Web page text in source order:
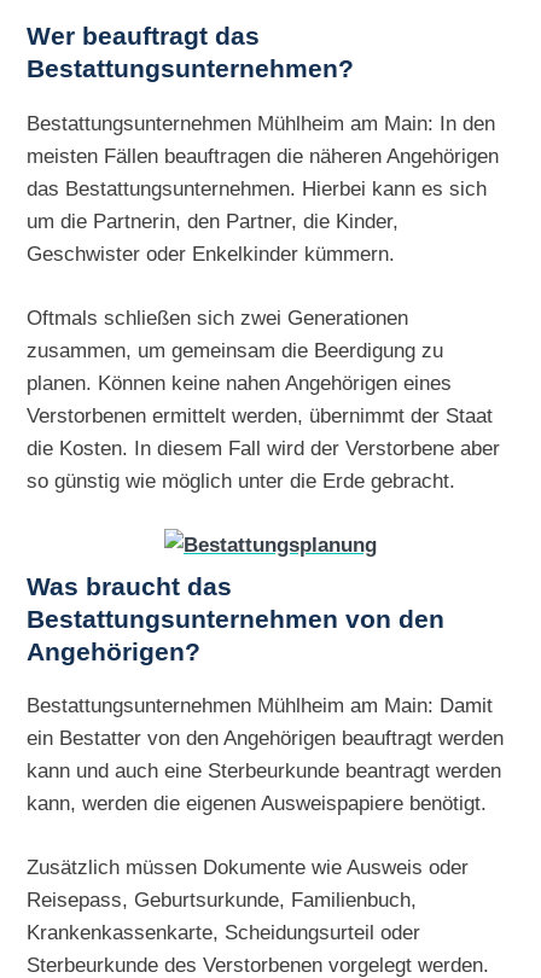
Wer beauftragt das
Bestattungsunternehmen?
Bestattungsunternehmen Mühlheim am Main: In den
meisten Fällen beauftragen die näheren Angehörigen
das Bestattungsunternehmen. Hierbei kann es sich
um die Partnerin, den Partner, die Kinder,
Geschwister oder Enkelkinder kümmern.
Oftmals schließen sich zwei Generationen
zusammen, um gemeinsam die Beerdigung zu
planen. Können keine nahen Angehörigen eines
Verstorbenen ermittelt werden, übernimmt der Staat
die Kosten. In diesem Fall wird der Verstorbene aber
so günstig wie möglich unter die Erde gebracht.
Was braucht das
Bestattungsunternehmen von den
Angehörigen?
Bestattungsunternehmen Mühlheim am Main: Damit
ein Bestatter von den Angehörigen beauftragt werden
kann und auch eine Sterbeurkunde beantragt werden
kann, werden die eigenen Ausweispapiere benötigt.
Zusätzlich müssen Dokumente wie Ausweis oder
Reisepass, Geburtsurkunde, Familienbuch,
Krankenkassenkarte, Scheidungsurteil oder
Sterbeurkunde des Verstorbenen vorgelegt werden.